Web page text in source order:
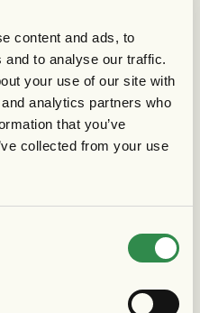
content and ads, to
to analyse our traffic.
your use of our site with
analytics partners who
that you’ve
collected from your use
med 995 kr: